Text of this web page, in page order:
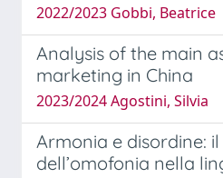
2022/2023 Gobbi, Beatrice
Analysis of the main
marketing in China
2023/2024 Agostini, Silvia
Armonia e disordine:
dell’omofonia nella